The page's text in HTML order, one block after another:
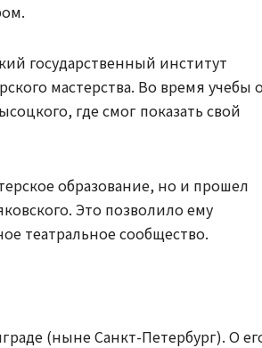
государственный институт
мастерства. Во время учебы
где смог показать свой
образование, но и прошел
Это позволило ему
театральное сообщество.
(ныне Санкт-Петербург). О